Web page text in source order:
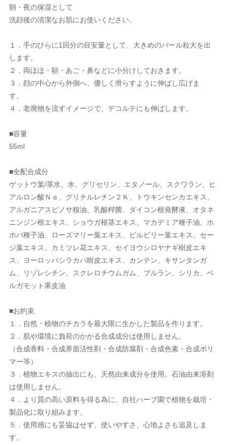
朝・夜の保湿として
洗顔後の清潔なお肌にお使いください。
１．手のひらに1回分の目安量として、大きめのパール粒大を出
します。
２．両ほほ・額・あご・鼻などに小分けしておきます。
３．顔の中心から外側へ、優しく滑らすように伸ばし広げま
す。
４．老廃物を流すイメージで、デコルテにも伸ばします。
■容量
55ml
■全配合成分
ゲットウ葉/茎水、水、グリセリン、エタノール、スクワラン、ヒ
アルロン酸Ｎａ、グリチルレチン２Ｋ、トウキンセンカエキス、
アルガニアスピノサ核油、乳酸桿菌、ダイコン根発酵液、オタネ
ニンジン根エキス、ショウガ根茎エキス、マカデミア種子油、ホ
ホバ種子油、ローズマリー葉エキス、ビルビリー葉エキス、セー
ジ葉エキス、カミツレ花エキス、セイヨウシロヤナギ樹皮エキ
ス、ヨーロッパシラカバ樹皮エキス、カンテン、キサンタンガ
ム、リゾレシチン、スクレロチウムガム、ブルラン、シリカ、ベ
ルガモット果皮油
■お約束
１．自然・植物のチカラを最大限に生かした製品を作ります。
２．肌や環境に負荷のかかる合成成分は使用しません。
（合成香料・合成界面活性剤・合成防腐剤・合成色素・合成ポリ
マー等）
３．植物エキスの抽出にも、天然由来成分を使用。石油由来溶剤
は使用しません。
４．より質の高い原料を得る為に、自社ハーブ園で植物を栽培・
製品化に取り組みます。
５．使用感にも妥協はせず、使いやすさ、心地よさも追及しま
す。